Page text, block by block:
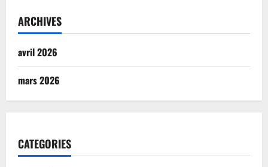
ARCHIVES
avril 2026
mars 2026
CATEGORIES